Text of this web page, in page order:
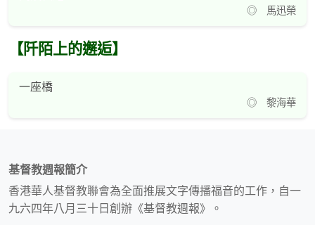
◎ 馬迅榮
【阡陌上的邂逅】
一座橋
◎ 黎海華
基督教週報簡介
香港華人基督教聯會為全面推展文字傳播福音的工作，自一
九六四年八月三十日創辦《基督教週報》。